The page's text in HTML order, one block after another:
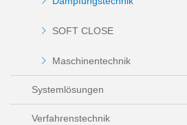
SOFT CLOSE
Maschinentechnik
Systemlösungen
Verfahrenstechnik